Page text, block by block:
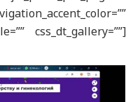
css_dt_gallery=””]